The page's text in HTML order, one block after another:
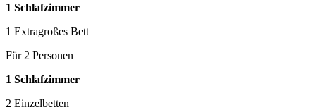
1 Schlafzimmer
1 Extragroßes Bett
Für 2 Personen
1 Schlafzimmer
2 Einzelbetten